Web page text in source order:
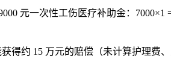
元一次性工伤医疗补助金：
得约 15 万元的赔偿（未计算护理费